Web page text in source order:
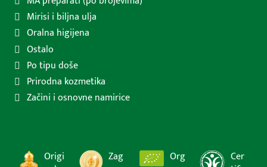
Mirisi i biljna ulja
Oralna higijena
Ostalo
Po tipu doše
Prirodna kozmetika
Začini i osnovne namirice
Origi
Zag
Org
Cer